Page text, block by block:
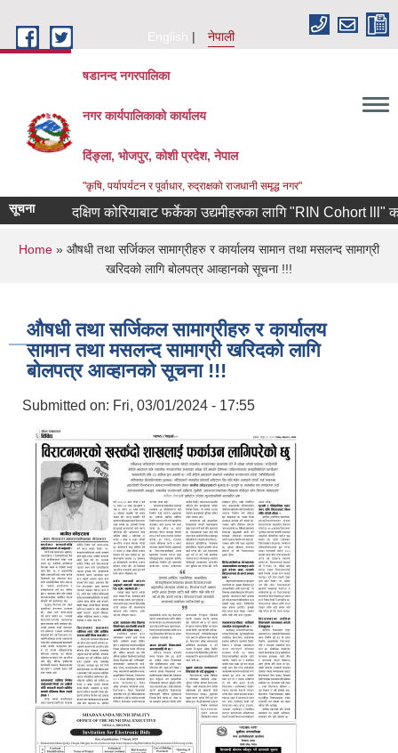
English
नेपाली
षडानन्द नगरपालिका
नगर कार्यपालिकाको कार्यालय
दिंङ्ला, भोजपुर, कोशी प्रदेश, नेपाल
"कृषि, पर्यापर्यटन र पूर्वाधार, रुद्राक्षको राजधानी समृद्ध नगर"
सूचना दक्षिण कोरियाबाट फर्केका उद्यमीहरुका लागि "RIN Cohort lll"
You are here
Home » औषधी तथा सर्जिकल सामाग्रीहरु र कार्यालय सामान तथा मसलन्द सामाग्री
खरिदको लागि बोलपत्र आव्हानको सूचना !!!
औषधी तथा सर्जिकल सामाग्रीहरु र कार्यालय
सामान तथा मसलन्द सामाग्री खरिदको लागि
बोलपत्र आव्हानको सूचना !!!
Submitted on: Fri, 03/01/2024 - 17:55